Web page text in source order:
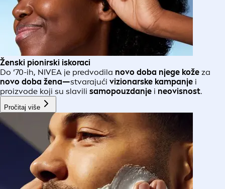
Ženski pionirski iskoraci
Do ‘70-ih, NIVEA je predvodila novo doba njege kože za
novo doba žena—stvarajući vizionarske kampanje i
proizvode koji su slavili samopouzdanje i neovisnost.
Pročitaj više